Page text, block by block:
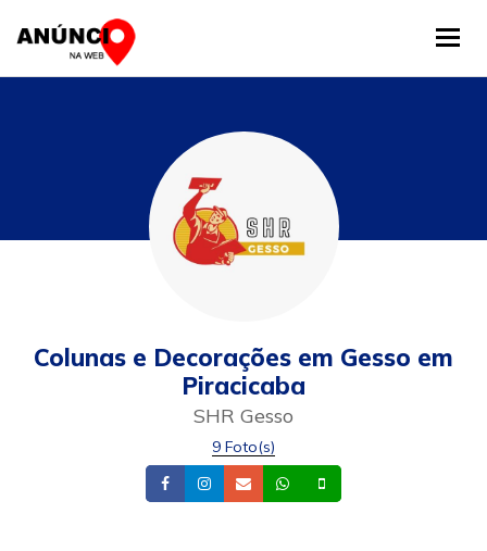
Colunas e Decorações em Gesso em
Piracicaba
SHR Gesso
9 Foto(s)
FacebookInstagram
Email Whatsapp